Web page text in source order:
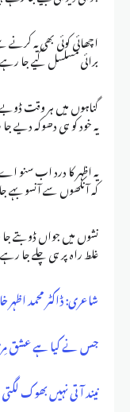
اچھائی کوئی بھی یہ
برائی مسلسل کیے جا
گناہوں میں ہر وقت
یہ خود کو ہی دھوکہ دیے
یہ اظہر کا درد اب سنو
کہ آنکھوں سے آنسو بہے
نشوں میں جواں ڈوبتے
غلط راہ پر ہی چلے جا
شاعری: ڈاکٹر محمد اظہر
جس نے کیا ہے عشق
نیند آتی نہیں بھوک